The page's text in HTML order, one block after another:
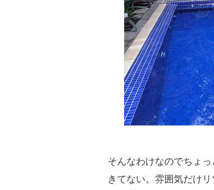
そんなわけなのでちょ
きてない。雰囲気だけ